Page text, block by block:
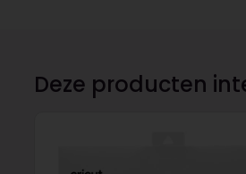
Deze producten